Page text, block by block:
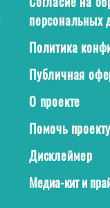
персональных
Политика
Публичная
О проекте
Помочь проекту
Дисклеймер
Медиа-кит и